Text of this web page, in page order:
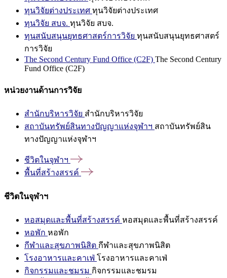
ทุนวิจัยต่างประเทศ ทุนวิจัยต่างประเทศ
ทุนวิจัย สบจ. ทุนวิจัย สบจ.
ทุนสนับสนุนยุทธศาสตร์การวิจัย ทุนสนับสนุนยุทธศาสตร์
การวิจัย
The Second Century Fund Office (C2F) The Second Century
Fund Office (C2F)
หน่วยงานด้านการวิจัย
สำนักบริหารวิจัย สำนักบริหารวิจัย
สถาบันทรัพย์สินทางปัญญาแห่งจุฬาฯ สถาบันทรัพย์สิน
ทางปัญญาแห่งจุฬาฯ
ชีวิตในจุฬาฯ
พื้นที่สร้างสรรค์
ชีวิตในจุฬาฯ
หอสมุดและพื้นที่สร้างสรรค์ หอสมุดและพื้นที่สร้างสรรค์
หอพัก หอพัก
กีฬาและสุขภาพนิสิต กีฬาและสุขภาพนิสิต
โรงอาหารและคาเฟ่ โรงอาหารและคาเฟ่
กิจกรรมและชมรม กิจกรรมและชมรม